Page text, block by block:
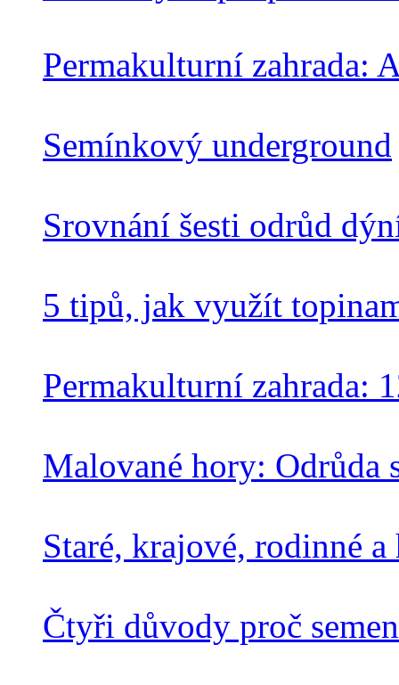
Permakulturní zahrada:
Semínkový underground
Srovnání šesti odrůd
5 tipů, jak využít
Permakulturní zahrada:
Malované hory: Odrůda
Staré, krajové, rodinné
Čtyři důvody proč